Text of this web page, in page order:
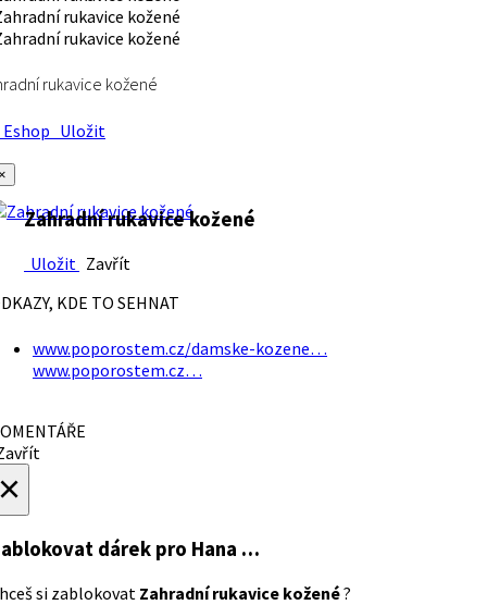
rukavice kožené
Uložit
Zahradní rukavice kožené
Uložit Zavřít
KDE TO SEHNAT
www.poporostem.cz/damske-kozene…
www.poporostem.cz…
dárek pro Hana …
si zablokovat Zahradní rukavice kožené?